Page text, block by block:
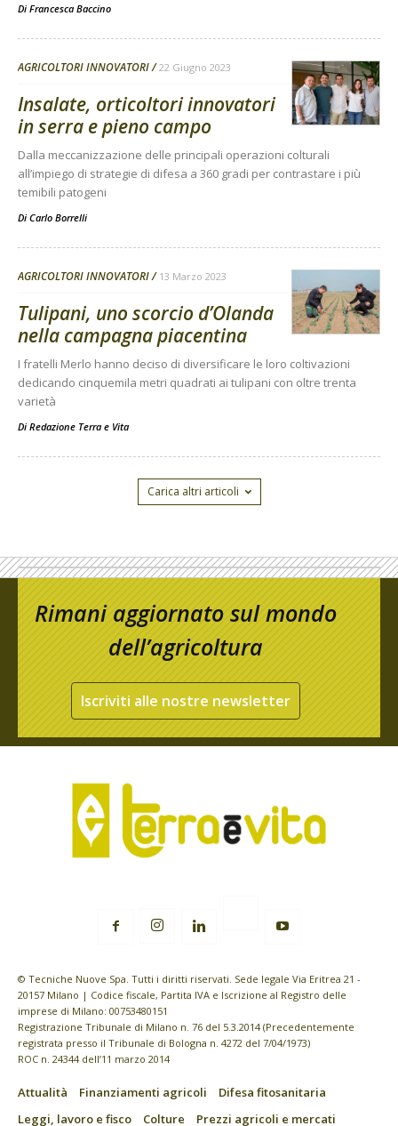
Di Francesca Baccino
AGRICOLTORI INNOVATORI 22 Giugno 2023
Insalate, orticoltori innovatori
in serra e pieno campo
Dalla meccanizzazione delle principali operazioni colturali
all’impiego di strategie di difesa a 360 gradi per contrastare i più
temibili patogeni
Di Carlo Borrelli
AGRICOLTORI INNOVATORI 13 Marzo 2023
Tulipani, uno scorcio d’Olanda
nella campagna piacentina
I fratelli Merlo hanno deciso di diversificare le loro coltivazioni
dedicando cinquemila metri quadrati ai tulipani con oltre trenta
varietà
Di Redazione Terra e Vita
Carica altri articoli
Rimani aggiornato sul mondo
dell’agricoltura
Iscriviti alle nostre newsletter
© Tecniche Nuove Spa. Tutti i diritti riservati. Sede legale Via Eritrea 21 -
20157 Milano | Codice fiscale, Partita IVA e Iscrizione al Registro delle
imprese di Milano: 00753480151
Registrazione Tribunale di Milano n. 76 del 5.3.2014 (Precedentemente
registrata presso il Tribunale di Bologna n. 4272 del 7/04/1973)
ROC n. 24344 dell’11 marzo 2014
Attualità Finanziamenti agricoli
Difesa fitosanitaria
Leggi, lavoro e fisco
Colture
Prezzi agricoli e mercati